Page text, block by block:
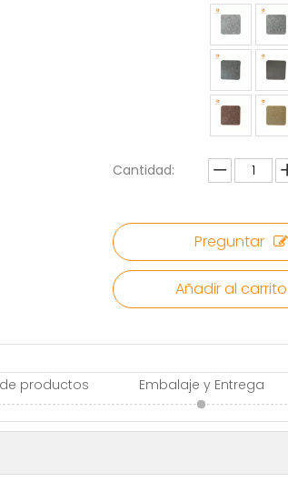
Cantidad:
Preguntar
Añadir al carrito
productos Embalaje y Entrega